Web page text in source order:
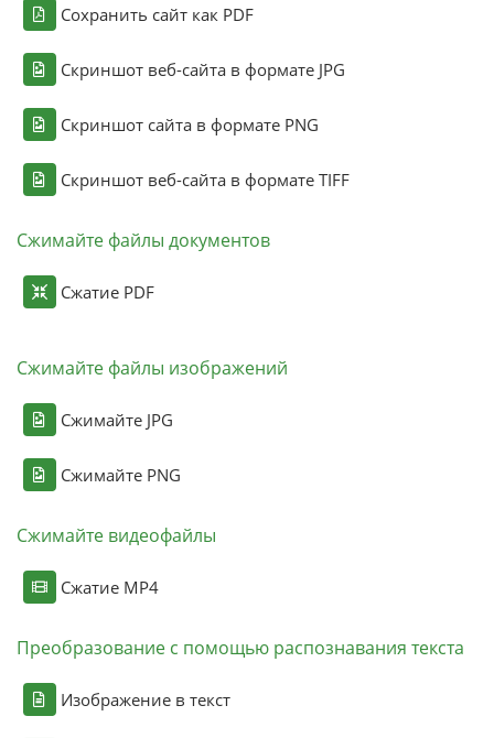
Сохранить сайт как PDF
Скриншот веб-сайта в формате JPG
Скриншот сайта в формате PNG
Скриншот веб-сайта в формате TIFF
Сжимайте файлы документов
Сжатие PDF
Сжимайте файлы изображений
Сжимайте JPG
Сжимайте PNG
Сжимайте видеофайлы
Сжатие MP4
Преобразование с помощью распознавания текста
Изображение в текст